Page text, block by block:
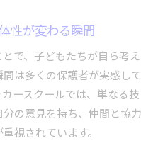
性が変わる瞬間
で、子どもたちが自ら考え
は多くの保護者が実感して
ースクールでは、単なる技
の意見を持ち、仲間と協力
視されています。